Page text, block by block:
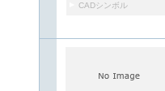
CADシンボル